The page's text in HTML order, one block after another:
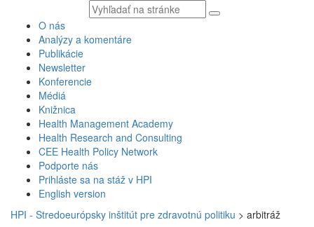
Vyhľadávaný
text
O nás
Analýzy a komentáre
Publikácie
Newsletter
Konferencie
Médiá
Knižnica
Health Management Academy
Health Research and Consulting
CEE Health Policy Network
Podporte nás
Prihláste sa na stáž v HPI
English version
HPI - Stredoeurópsky inštitút pre zdravotnú politiku > arbitráž